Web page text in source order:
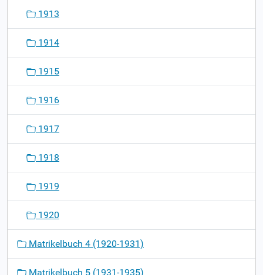
1913
1914
1915
1916
1917
1918
1919
1920
Matrikelbuch 4 (1920-1931)
Matrikelbuch 5 (1931-1935)